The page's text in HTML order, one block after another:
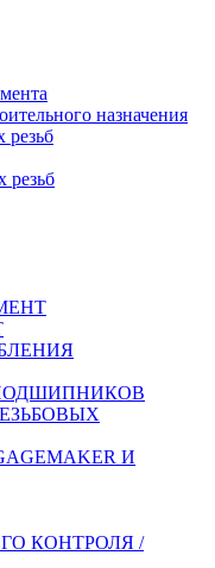
назначения
резьб
резьб
И
КОНТРОЛЯ /